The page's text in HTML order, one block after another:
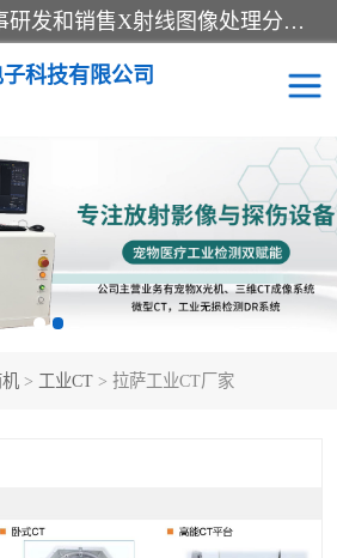
佳信电子是专门从事研发和销售X射线图像处理分析和X射线设备的高端技术公司，先进的图像处理技术帮助用户更加准确的判断图像，为科研和检测提供可靠保证，现有产品包括电力GIS探伤X射线检测系统，电力耐张线夹探伤X射线检测系统，便携式X射线，兽用图像的增强软件工具包，工业和兽用便携式DR，实验室CT，桌面CT等。
科技有限公司
> 工业CT > 拉萨工业CT厂家
电力探伤仪GIS探伤仪
探伤 微焦点射线源
口腔牙科X光机DR